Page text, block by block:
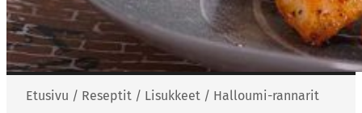
Etusivu / Reseptit / Lisukkeet / Halloumi-rannarit